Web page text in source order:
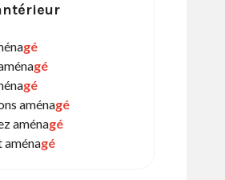
gé
gé
gé
aménagé
aménagé
aménagé